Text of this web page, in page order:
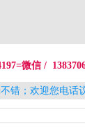
微信 /
错；欢迎您电